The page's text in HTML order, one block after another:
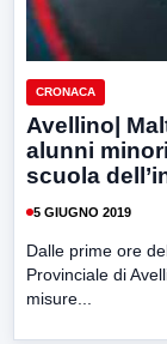
CRONACA
Avellino|
alunni
scuola
5 GIUGNO 2019
Dalle prime ore
Provinciale di
misure...